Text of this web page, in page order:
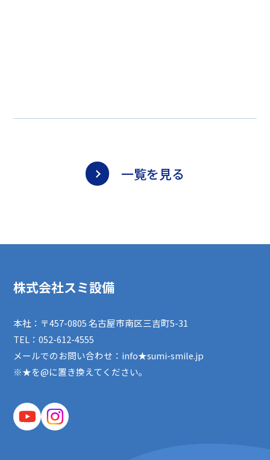
一覧を見る
株式会社スミ設備
本社：〒457-0805 名古屋市南区三吉町5-31
TEL：052-612-4555
メールでのお問い合わせ：info★sumi-smile.jp
※★を@に置き換えてください。